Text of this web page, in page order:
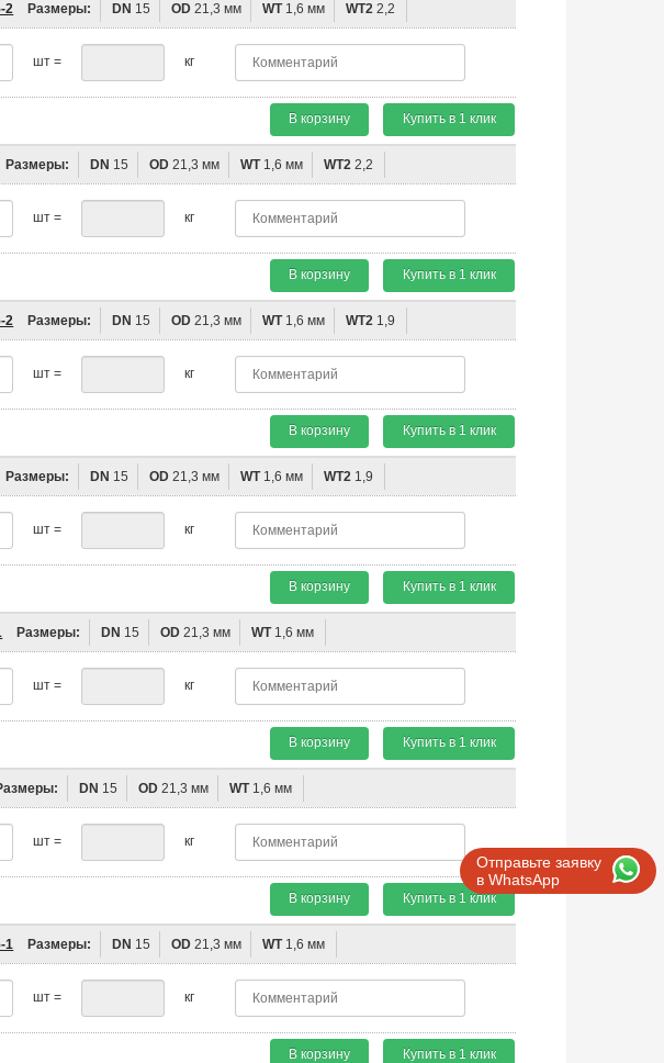
Отправьте заявку
в WhatsApp
2 Размеры: DN 15 OD 21,3 мм WT1,6 мм WT2 2,2
шт = кг
В корзину Купить в 1 клик
Размеры: DN 15 OD 21,3 мм WT1,6 мм WT2 2,2
шт = кг
В корзину Купить в 1 клик
2 Размеры: DN 15 OD 21,3 мм WT1,6 мм WT2 1,9
шт = кг
В корзину Купить в 1 клик
Размеры: DN 15 OD 21,3 мм WT1,6 мм WT2 1,9
шт = кг
В корзину Купить в 1 клик
Размеры: DN 15 OD 21,3 мм WT1,6 мм
шт = кг
В корзину Купить в 1 клик
DN 15 OD 21,3 мм WT1,6 мм
шт = кг
В корзину Купить в 1 клик
1 Размеры: DN 15 OD 21,3 мм WT1,6 мм
шт = кг
В корзину Купить в 1 клик